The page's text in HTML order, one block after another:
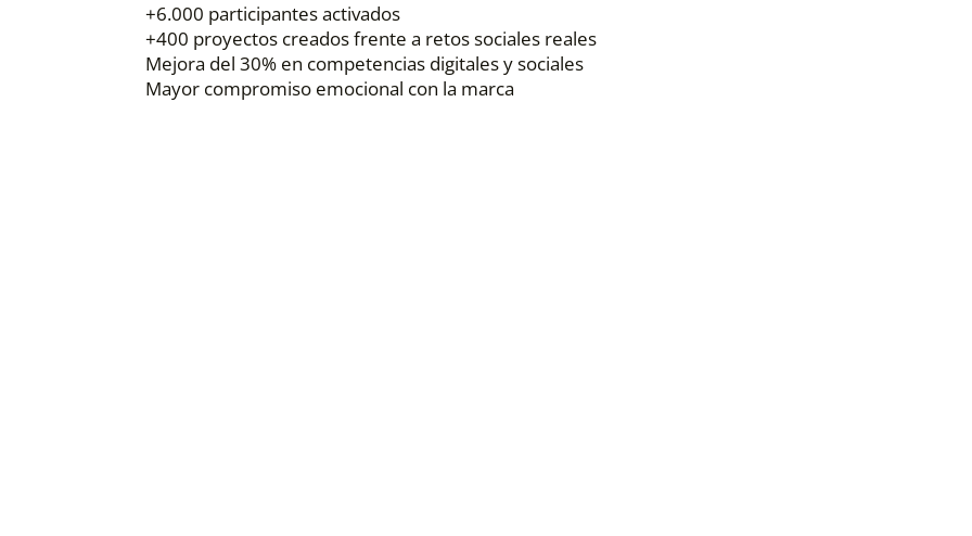
+6.000 participantes activados
+400 proyectos creados frente a retos sociales reales
Mejora del 30% en competencias digitales y sociales
Mayor compromiso emocional con la marca